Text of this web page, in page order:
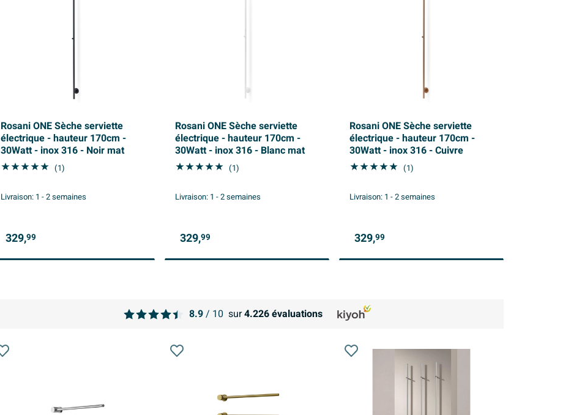
Rosani ONE Sèche serviette
électrique - hauteur 170cm -
30Watt - inox 316 - Noir mat
(1)
Livraison: 1 - 2 semaines
329,99
Rosani ONE Sèche serviette
électrique - hauteur 170cm -
30Watt - inox 316 - Blanc mat
(1)
Livraison: 1 - 2 semaines
329,99
Rosani ONE Sèche serviette
électrique - hauteur 170cm -
30Watt - inox 316 - Cuivre
(1)
Livraison: 1 - 2 semaines
329,99
8.9/ 10 sur4.226évaluations